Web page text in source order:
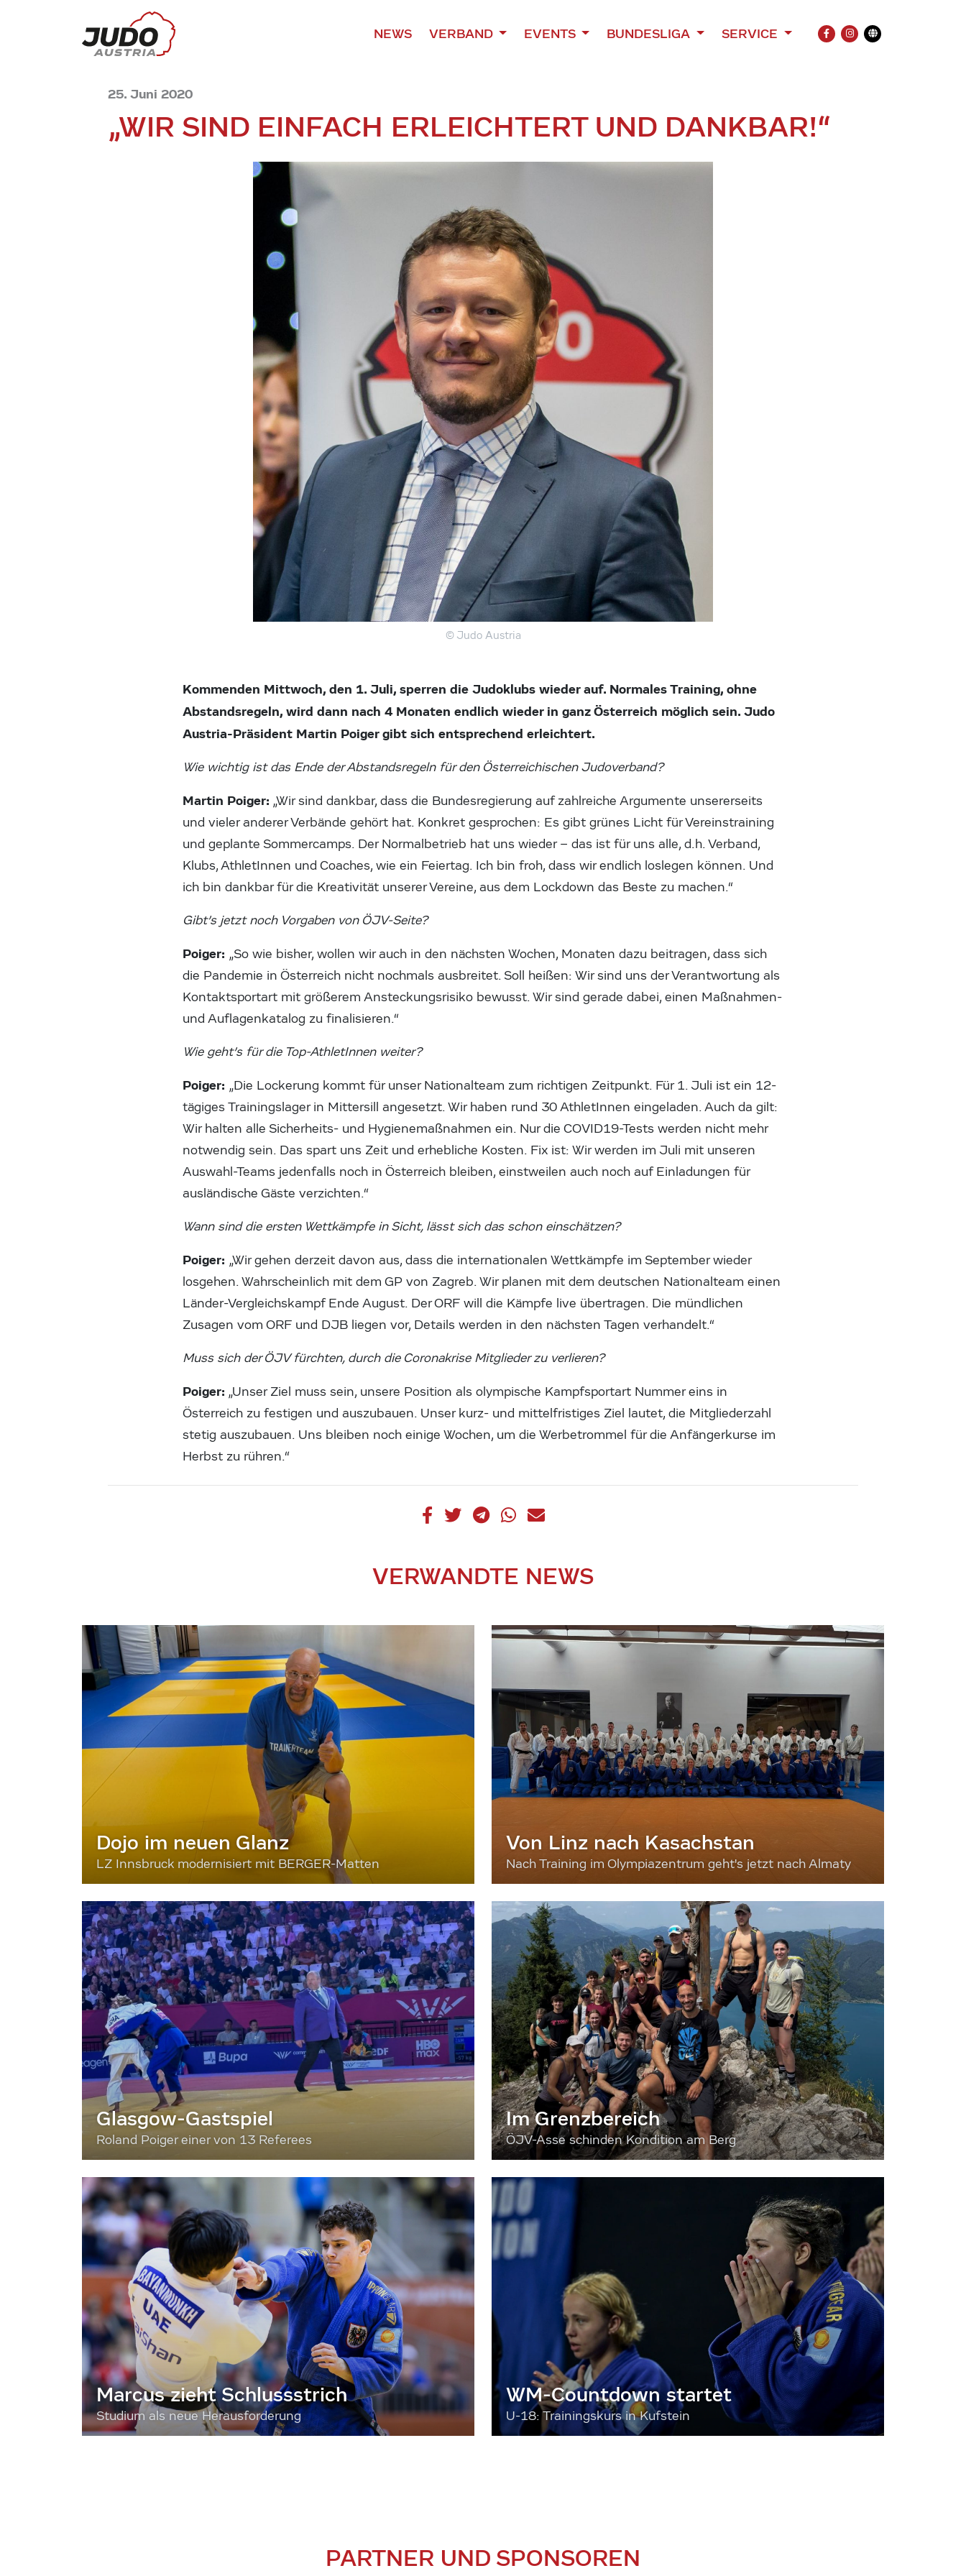
NEWS VERBAND EVENTS BUNDESLIGA SERVICE
FACEBOOK
INSTAGRAM
Übersetzung
25. Juni 2020
„WIR SIND EINFACH ERLEICHTERT UND DANKBAR!“
© Judo Austria
Kommenden Mittwoch, den 1. Juli, sperren die Judoklubs wieder auf. Normales Training, ohne
Abstandsregeln, wird dann nach 4 Monaten endlich wieder in ganz Österreich möglich sein. Judo
Austria-Präsident Martin Poiger gibt sich entsprechend erleichtert.
Wie wichtig ist das Ende der Abstandsregeln für den Österreichischen Judoverband?
Martin Poiger: „Wir sind dankbar, dass die Bundesregierung auf zahlreiche Argumente unsererseits
und vieler anderer Verbände gehört hat. Konkret gesprochen: Es gibt grünes Licht für Vereinstraining
und geplante Sommercamps. Der Normalbetrieb hat uns wieder – das ist für uns alle, d.h. Verband,
Klubs, AthletInnen und Coaches, wie ein Feiertag. Ich bin froh, dass wir endlich loslegen können. Und
ich bin dankbar für die Kreativität unserer Vereine, aus dem Lockdown das Beste zu machen.“
Gibt’s jetzt noch Vorgaben von ÖJV-Seite?
Poiger: „So wie bisher, wollen wir auch in den nächsten Wochen, Monaten dazu beitragen, dass sich
die Pandemie in Österreich nicht nochmals ausbreitet. Soll heißen: Wir sind uns der Verantwortung als
Kontaktsportart mit größerem Ansteckungsrisiko bewusst. Wir sind gerade dabei, einen Maßnahmen-
und Auflagenkatalog zu finalisieren.“
Wie geht’s für die Top-AthletInnen weiter?
Poiger: „Die Lockerung kommt für unser Nationalteam zum richtigen Zeitpunkt. Für 1. Juli ist ein 12-
tägiges Trainingslager in Mittersill angesetzt. Wir haben rund 30 AthletInnen eingeladen. Auch da gilt:
Wir halten alle Sicherheits- und Hygienemaßnahmen ein. Nur die COVID19-Tests werden nicht mehr
notwendig sein. Das spart uns Zeit und erhebliche Kosten. Fix ist: Wir werden im Juli mit unseren
Auswahl-Teams jedenfalls noch in Österreich bleiben, einstweilen auch noch auf Einladungen für
ausländische Gäste verzichten.“
Wann sind die ersten Wettkämpfe in Sicht, lässt sich das schon einschätzen?
Poiger: „Wir gehen derzeit davon aus, dass die internationalen Wettkämpfe im September wieder
losgehen. Wahrscheinlich mit dem GP von Zagreb. Wir planen mit dem deutschen Nationalteam einen
Länder-Vergleichskampf Ende August. Der ORF will die Kämpfe live übertragen. Die mündlichen
Zusagen vom ORF und DJB liegen vor, Details werden in den nächsten Tagen verhandelt.“
Muss sich der ÖJV fürchten, durch die Coronakrise Mitglieder zu verlieren?
Poiger: „Unser Ziel muss sein, unsere Position als olympische Kampfsportart Nummer eins in
Österreich zu festigen und auszubauen. Unser kurz- und mittelfristiges Ziel lautet, die Mitgliederzahl
stetig auszubauen. Uns bleiben noch einige Wochen, um die Werbetrommel für die Anfängerkurse im
Herbst zu rühren.“
VERWANDTE NEWS
Dojo im neuen Glanz
LZ Innsbruck modernisiert mit BERGER-Matten
Von Linz nach Kasachstan
Nach Training im Olympiazentrum geht's jetzt nach Almaty
Glasgow-Gastspiel
Roland Poiger einer von 13 Referees
Im Grenzbereich
ÖJV-Asse schinden Kondition am Berg
Marcus zieht Schlussstrich
Studium als neue Herausforderung
WM-Countdown startet
U-18: Trainingskurs in Kufstein
PARTNER UND SPONSOREN